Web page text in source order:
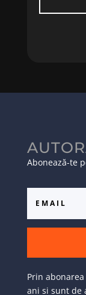
Abonează-te
Prin
ani si sunt de